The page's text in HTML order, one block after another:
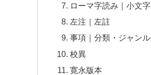
ローマ字読み｜小文字
左注｜左註
事項｜分類・ジャンル
校異
寛永版本